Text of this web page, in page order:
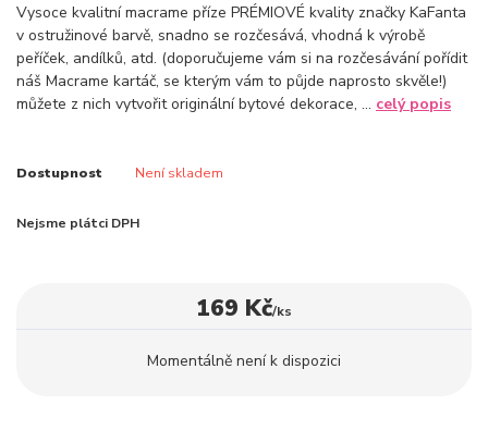
Vysoce kvalitní macrame příze PRÉMIOVÉ kvality značky KaFanta
v ostružinové barvě, snadno se rozčesává, vhodná k výrobě
peříček, andílků, atd. (doporučujeme vám si na rozčesávání pořídit
náš Macrame kartáč, se kterým vám to půjde naprosto skvěle!)
můžete z nich vytvořit originální bytové dekorace, ... celý popis
Dostupnost Není skladem
Nejsme plátci DPH
169 Kč/ks
Momentálně není k dispozici